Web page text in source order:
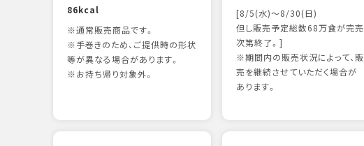
86kcal
※通常販売商品です。
※手巻きのため、ご提供時の形状
等が異なる場合があります。
※お持ち帰り対象外。
[8/5(水)～8/30(日)
但し販売予定総数68万食が完売
次第終了。]
※期間内の販売状況によって、販
売を継続させていただく場合が
あります。